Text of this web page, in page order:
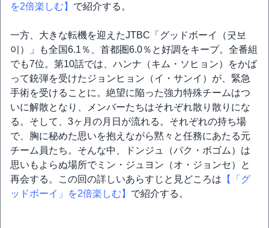
を2倍楽しむ】 で紹介する。
一方、大きな転機を迎えたJTBC「グッドボーイ（굿보
이）」も全国6.1％、首都圏6.0％と好調をキープ。全番組
でも7位。第10話では、ハンナ（キム・ソヒョン）をかば
って銃弾を受けたジョンヒョン（イ・サンイ）が、緊急
手術を受けることに。絶望に陥った強力特殊チームはつ
いに解散となり、メンバーたちはそれぞれ散り散りにな
る。そして、3ヶ月の月日が流れる。それぞれの持ち場
で、胸に秘めた思いを抱えながら黙々と任務にあたる元
チーム員たち。そんな中、ドンジュ（パク・ボゴム）は
思いもよらぬ場所でミン・ジュヨン（オ・ジョンセ）と
再会する。この回の詳しいあらすじと見どころは 【「グ
ッドボーイ」を2倍楽しむ】 で紹介する。